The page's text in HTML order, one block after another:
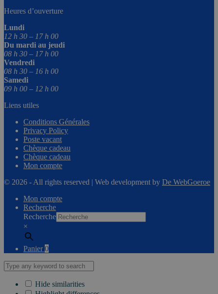
Heures d’ouverture
Lundi
12 h 30 – 17 h 00
Du mardi au jeudi
08 h 30 – 17 h 00
Vendredi
08 h 30 – 16 h 00
Samedi
09 h 00 – 12 h 00
Liens utiles
Conditions Générales
Privacy Policy
Poste vacant
Chèque cadeau
Chèque cadeau
Mon compte
© 2026 - All rights reserved | Web development by De WebGoeroe
Mon compte
Recherche
Recherche
×
Panier 0
Hide similarities